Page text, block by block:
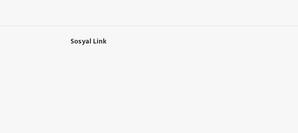
Sosyal Link